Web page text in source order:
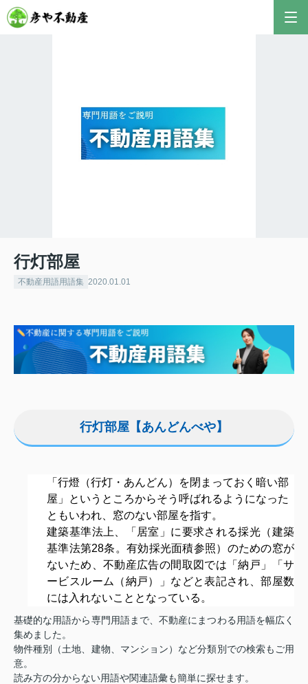
行灯部屋
不動産用語用語集 2020.01.01
行灯部屋【あんどんべや】
「行燈（行灯・あんどん）を閉まっておく暗い部
屋」というところからそう呼ばれるようになった
ともいわれ、窓のない部屋を指す。
建築基準法上、「居室」に要求される採光（建築
基準法第28条。有効採光面積参照）のための窓が
ないため、不動産広告の間取図では「納戸」「サ
ービスルーム（納戸）」などと表記され、部屋数
には入れないこととなっている。
基礎的な用語から専門用語まで、不動産にまつわる用語を幅広く
集めました。
物件種別（土地、建物、マンション）など分類別での検索もご用
意。
読み方の分からない用語や関連語彙も簡単に探せます。